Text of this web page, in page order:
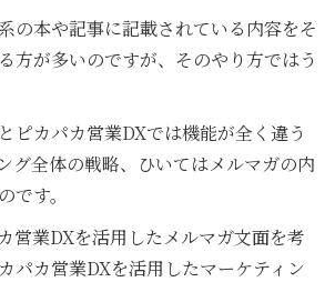
の本や記事に記載されている内容をそ
方が多いのですが、そのやり方ではう
ピカパカ営業DXでは機能が全く違う
グ全体の戦略、ひいてはメルマガの内
です。
営業DXを活用したメルマガ文面を考
パカ営業DXを活用したマーケティン